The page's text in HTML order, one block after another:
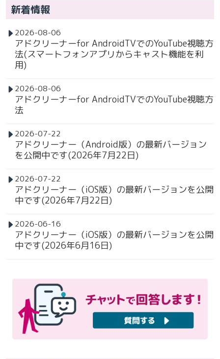
新着情報
2026-08-06
アドクリーナーfor AndroidTVでのYouTube視聴方
法(スマートフォンアプリからキャスト機能を利
用)
2026-08-06
アドクリーナーfor AndroidTVでのYouTube視聴方
法
2026-07-22
アドクリーナー（Android版）の最新バージョン
を公開中です(2026年7月22日)
2026-07-22
アドクリーナー（iOS版）の最新バージョンを公開
中です(2026年7月22日)
2026-06-16
アドクリーナー（iOS版）の最新バージョンを公開
中です(2026年6月16日)